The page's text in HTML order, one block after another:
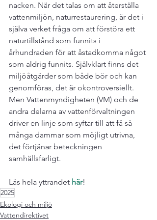
nacken. När det talas om att återställa
vattenmiljön, naturrestaurering, är det i
själva verket fråga om att förstöra ett
naturtillstånd som funnits i
århundraden för att åstadkomma något
som aldrig funnits. Självklart finns det
miljöåtgärder som både bör och kan
genomföras, det är okontroversiellt.
Men Vattenmyndigheten (VM) och de
andra delarna av vattenförvaltningen
driver en linje som syftar till att få så
många dammar som möjligt utrivna,
det förtjänar beteckningen
samhällsfarligt.
Läs hela yttrandet här!
2025
Ekologi och miljö
Vattendirektivet